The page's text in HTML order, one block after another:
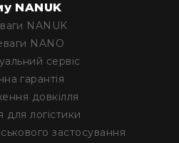
NANUK
NANUK
NANO
сервіс
гарантія
довкілля
для логістики
застосування